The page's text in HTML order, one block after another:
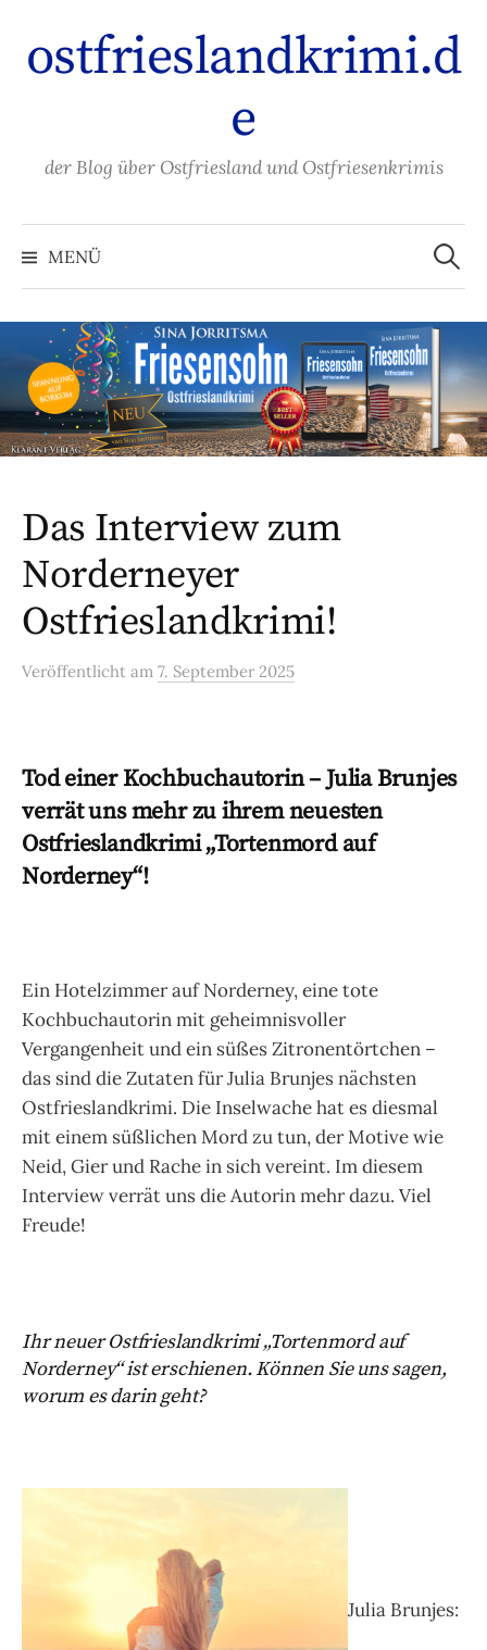
Inhalt
überspringen
ostfrieslandkrimi.d
e
der Blog über Ostfriesland und Ostfriesenkrimis
MENÜ
Suchen
nach:
Das Interview zum
Norderneyer
Ostfrieslandkrimi!
Veröffentlicht am 7. September 2025
Tod einer Kochbuchautorin – Julia Brunjes
verrät uns mehr zu ihrem neuesten
Ostfrieslandkrimi „Tortenmord auf
Norderney“!
Ein Hotelzimmer auf Norderney, eine tote
Kochbuchautorin mit geheimnisvoller
Vergangenheit und ein süßes Zitronentörtchen –
das sind die Zutaten für Julia Brunjes nächsten
Ostfrieslandkrimi. Die Inselwache hat es diesmal
mit einem süßlichen Mord zu tun, der Motive wie
Neid, Gier und Rache in sich vereint. Im diesem
Interview verrät uns die Autorin mehr dazu. Viel
Freude!
Ihr neuer Ostfrieslandkrimi „Tortenmord auf
Norderney“ ist erschienen. Können Sie uns sagen,
worum es darin geht?
Julia Brunjes: